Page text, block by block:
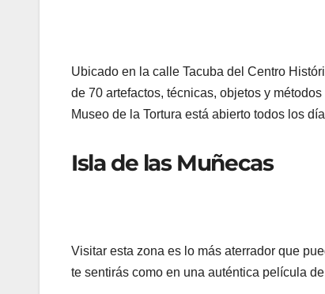
Ubicado en la calle Tacuba del Centro
de 70 artefactos, técnicas, objetos y
Museo de la Tortura está abierto todos los
Isla de las Muñecas
Visitar esta zona es lo más aterrador que
te sentirás como en una auténtica película de